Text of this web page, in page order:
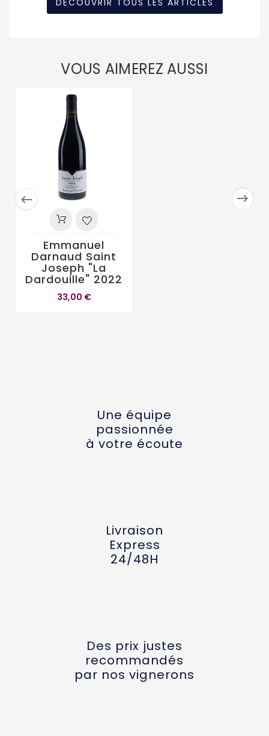
DÉCOUVRIR TOUS LES ARTICLES
VOUS AIMEREZ AUSSI
 
Emmanuel
Darnaud Saint
Joseph "La
Dardouille" 2022
33,00 €
Une équipe
passionnée
à votre écoute
Livraison
Express
24/48H
Des prix justes
recommandés
par nos vignerons